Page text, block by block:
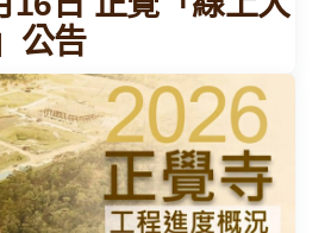
公告